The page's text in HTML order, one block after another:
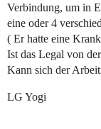
Verbindung, um in
eine oder 4
( Er hatte eine
Ist das Legal von
Kann sich der
LG Yogi